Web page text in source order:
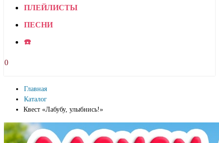
ПЛЕЙЛИСТЫ
ПЕСНИ
☎️
0
Главная
Каталог
Квест «Лабубу, улыбнись!»